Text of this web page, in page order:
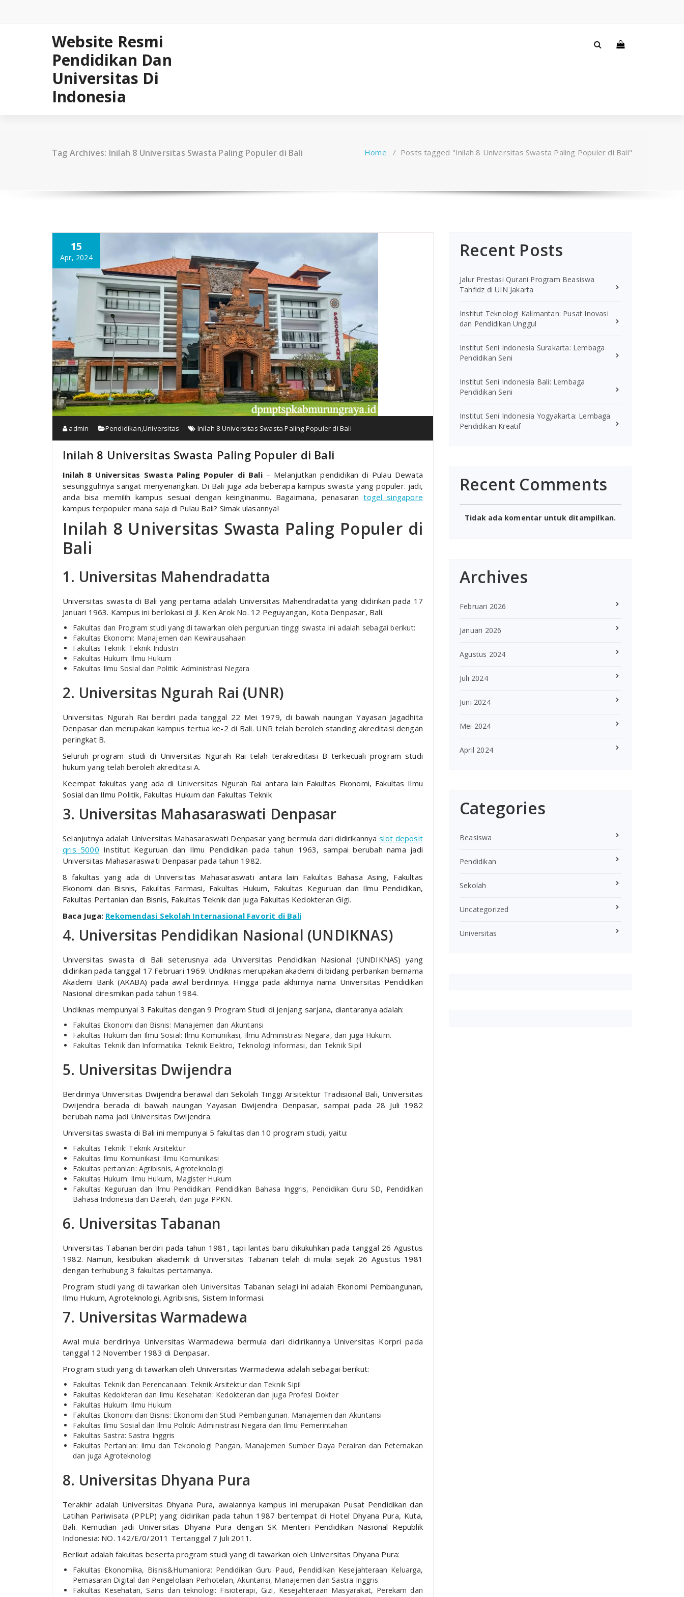
content
Website Resmi
Pendidikan Dan
Universitas Di
Indonesia
Tag Archives: Inilah 8 Universitas Swasta Paling Populer di Bali Home / Posts tagged "Inilah 8 Universitas Swasta Paling Populer di Bali"
15
Apr, 2024
admin Pendidikan,Universitas Inilah 8 Universitas Swasta Paling Populer di Bali
Inilah 8 Universitas Swasta Paling Populer di Bali
Inilah 8 Universitas Swasta Paling Populer di Bali– Melanjutkan pendidikan di Pulau Dewata
sesungguhnya sangat menyenangkan. Di Bali juga ada beberapa kampus swasta yang populer. jadi,
anda bisa memilih kampus sesuai dengan keinginanmu. Bagaimana, penasarantogel singapore
kampus terpopuler mana saja di Pulau Bali? Simak ulasannya!
Inilah 8 Universitas Swasta Paling Populer di
Bali
1. Universitas Mahendradatta
Universitas swasta di Bali yang pertama adalah Universitas Mahendradatta yang didirikan pada 17
Januari 1963. Kampus ini berlokasi di Jl. Ken Arok No. 12 Peguyangan, Kota Denpasar, Bali.
Fakultas dan Program studi yang di tawarkan oleh perguruan tinggi swasta ini adalah sebagai berikut:
Fakultas Ekonomi: Manajemen dan Kewirausahaan
Fakultas Teknik: Teknik Industri
Fakultas Hukum: Ilmu Hukum
Fakultas Ilmu Sosial dan Politik: Administrasi Negara
2. Universitas Ngurah Rai (UNR)
Universitas Ngurah Rai berdiri pada tanggal 22 Mei 1979, di bawah naungan Yayasan Jagadhita
Denpasar dan merupakan kampus tertua ke-2 di Bali. UNR telah beroleh standing akreditasi dengan
peringkat B.
Seluruh program studi di Universitas Ngurah Rai telah terakreditasi B terkecuali program studi
hukum yang telah beroleh akreditasi A.
Keempat fakultas yang ada di Universitas Ngurah Rai antara lain Fakultas Ekonomi, Fakultas Ilmu
Sosial dan Ilmu Politik, Fakultas Hukum dan Fakultas Teknik
3. Universitas Mahasaraswati Denpasar
Selanjutnya adalah Universitas Mahasaraswati Denpasar yang bermula dari didirikannyaslot deposit
qris 5000 Institut Keguruan dan Ilmu Pendidikan pada tahun 1963, sampai berubah nama jadi
Universitas Mahasaraswati Denpasar pada tahun 1982.
8 fakultas yang ada di Universitas Mahasaraswati antara lain Fakultas Bahasa Asing, Fakultas
Ekonomi dan Bisnis, Fakultas Farmasi, Fakultas Hukum, Fakultas Keguruan dan Ilmu Pendidikan,
Fakultas Pertanian dan Bisnis, Fakultas Teknik dan juga Fakultas Kedokteran Gigi.
Baca Juga: Rekomendasi Sekolah Internasional Favorit di Bali
4. Universitas Pendidikan Nasional (UNDIKNAS)
Universitas swasta di Bali seterusnya ada Universitas Pendidikan Nasional (UNDIKNAS) yang
didirikan pada tanggal 17 Februari 1969. Undiknas merupakan akademi di bidang perbankan bernama
Akademi Bank (AKABA) pada awal berdirinya. Hingga pada akhirnya nama Universitas Pendidikan
Nasional diresmikan pada tahun 1984.
Undiknas mempunyai 3 Fakultas dengan 9 Program Studi di jenjang sarjana, diantaranya adalah:
Fakultas Ekonomi dan Bisnis: Manajemen dan Akuntansi
Fakultas Hukum dan Ilmu Sosial: Ilmu Komunikasi, Ilmu Administrasi Negara, dan juga Hukum.
Fakultas Teknik dan Informatika: Teknik Elektro, Teknologi Informasi, dan Teknik Sipil
5. Universitas Dwijendra
Berdirinya Universitas Dwijendra berawal dari Sekolah Tinggi Arsitektur Tradisional Bali, Universitas
Dwijendra berada di bawah naungan Yayasan Dwijendra Denpasar, sampai pada 28 Juli 1982
berubah nama jadi Universitas Dwijendra.
Universitas swasta di Bali ini mempunyai 5 fakultas dan 10 program studi, yaitu:
Fakultas Teknik: Teknik Arsitektur
Fakultas Ilmu Komunikasi: Ilmu Komunikasi
Fakultas pertanian: Agribisnis, Agroteknologi
Fakultas Hukum: Ilmu Hukum, Magister Hukum
Fakultas Keguruan dan Ilmu Pendidikan: Pendidikan Bahasa Inggris, Pendidikan Guru SD, Pendidikan
Bahasa Indonesia dan Daerah, dan juga PPKN.
6. Universitas Tabanan
Universitas Tabanan berdiri pada tahun 1981, tapi lantas baru dikukuhkan pada tanggal 26 Agustus
1982. Namun, kesibukan akademik di Universitas Tabanan telah di mulai sejak 26 Agustus 1981
dengan terhubung 3 fakultas pertamanya.
Program studi yang di tawarkan oleh Universitas Tabanan selagi ini adalah Ekonomi Pembangunan,
Ilmu Hukum, Agroteknologi, Agribisnis, Sistem Informasi.
7. Universitas Warmadewa
Awal mula berdirinya Universitas Warmadewa bermula dari didirikannya Universitas Korpri pada
tanggal 12 November 1983 di Denpasar.
Program studi yang di tawarkan oleh Universitas Warmadewa adalah sebagai berikut:
Fakultas Teknik dan Perencanaan: Teknik Arsitektur dan Teknik Sipil
Fakultas Kedokteran dan Ilmu Kesehatan: Kedokteran dan juga Profesi Dokter
Fakultas Hukum: Ilmu Hukum
Fakultas Ekonomi dan Bisnis: Ekonomi dan Studi Pembangunan. Manajemen dan Akuntansi
Fakultas Ilmu Sosial dan Ilmu Politik: Administrasi Negara dan Ilmu Pemerintahan
Fakultas Sastra: Sastra Inggris
Fakultas Pertanian: Ilmu dan Tekonologi Pangan, Manajemen Sumber Daya Perairan dan Peternakan
dan juga Agroteknologi
8. Universitas Dhyana Pura
Terakhir adalah Universitas Dhyana Pura, awalannya kampus ini merupakan Pusat Pendidikan dan
Latihan Pariwisata (PPLP) yang didirikan pada tahun 1987 bertempat di Hotel Dhyana Pura, Kuta,
Bali. Kemudian jadi Universitas Dhyana Pura dengan SK Menteri Pendidikan Nasional Republik
Indonesia: NO. 142/E/0/2011 Tertanggal 7 Juli 2011.
Berikut adalah fakultas beserta program studi yang di tawarkan oleh Universitas Dhyana Pura:
Fakultas Ekonomika, Bisnis&Humaniora: Pendidikan Guru Paud, Pendidikan Kesejahteraan Keluarga,
Pemasaran Digital dan Pengelolaan Perhotelan, Akuntansi, Manajemen dan Sastra Inggris
Fakultas Kesehatan, Sains dan teknologi: Fisioterapi, Gizi, Kesejahteraan Masyarakat, Perekam dan
Recent Posts
Jalur Prestasi Qurani Program Beasiswa
Tahfidz di UIN Jakarta
Institut Teknologi Kalimantan: Pusat Inovasi
dan Pendidikan Unggul
Institut Seni Indonesia Surakarta: Lembaga
Pendidikan Seni
Institut Seni Indonesia Bali: Lembaga
Pendidikan Seni
Institut Seni Indonesia Yogyakarta: Lembaga
Pendidikan Kreatif
Recent Comments
Tidak ada komentar untuk ditampilkan.
Archives
Februari 2026
Januari 2026
Agustus 2024
Juli 2024
Juni 2024
Mei 2024
April 2024
Categories
Beasiswa
Pendidikan
Sekolah
Uncategorized
Universitas